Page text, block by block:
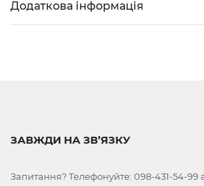
Додаткова інформація
ЗАВЖДИ НА ЗВ’ЯЗКУ
Запитання? Телефонуйте: 098-431-54-99